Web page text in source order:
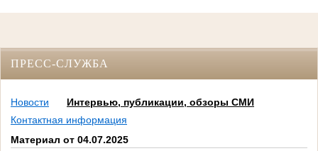
ПРЕСС-СЛУЖБА
Новости
Интервью, публикации, обзоры СМИ
Контактная информация
Материал от 04.07.2025